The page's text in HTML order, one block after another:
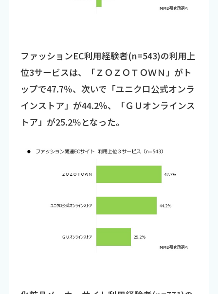
ファッションEC利用経験者(n=543)の利用上
位3サービスは、「ＺＯＺＯＴＯＷＮ」がト
ップで47.7％、次いで「ユニクロ公式オンラ
インストア」が44.2％、「ＧＵオンラインス
トア」が25.2％となった。